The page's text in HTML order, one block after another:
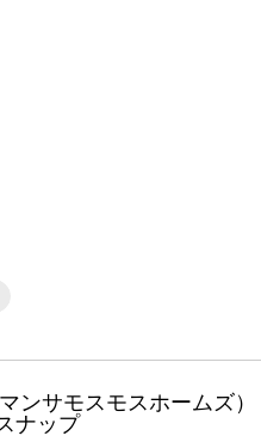
ンサモスモスホームズ）
ナップ